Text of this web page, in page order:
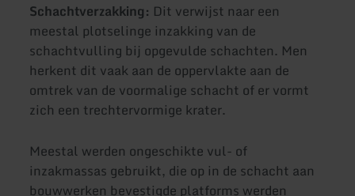
Schachtverzakking: Dit verwijst naar een
meestal plotselinge inzakking van de
schachtvulling bij opgevulde schachten. Men
herkent dit vaak aan de oppervlakte aan de
omtrek van de voormalige schacht of er vormt
zich een trechtervormige krater.
Meestal werden ongeschikte vul- of
inzakmassas gebruikt, die op in de schacht aan
bouwwerken bevestigde platforms werden